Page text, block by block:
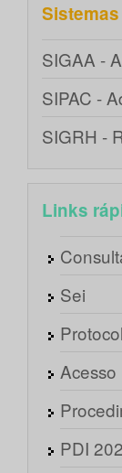
SIGAA -
SIPAC -
SIGRH -
Links
Sei
PDI